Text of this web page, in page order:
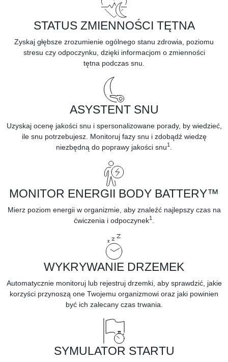
STATUS ZMIENNOŚCI TĘTNA
Zyskaj głębsze zrozumienie ogólnego stanu zdrowia, poziomu
stresu czy odpoczynku, dzięki informacjom o zmienności
tętna podczas snu.
ASYSTENT SNU
Uzyskaj ocenę jakości snu i spersonalizowane porady, by wiedzieć,
ile snu potrzebujesz. Monitoruj fazy snu i zdobądź wiedzę
niezbędną do poprawy jakości snu1
MONITOR ENERGII BODY BATTERY™
Mierz poziom energii w organizmie, aby znaleźć najlepszy czas na
ćwiczenia i odpoczynek1
WYKRYWANIE DRZEMEK
Automatycznie monitoruj lub rejestruj drzemki, aby sprawdzić, jakie
korzyści przynoszą one Twojemu organizmowi oraz jaki powinien
być ich zalecany czas trwania.
SYMULATOR STARTU